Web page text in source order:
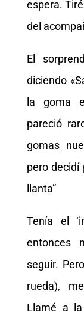
espera.
del
El
diciendo
la goma
pareció
gomas
pero decidí
llanta”
Tenía el
entonces
seguir.
rueda),
Llamé a